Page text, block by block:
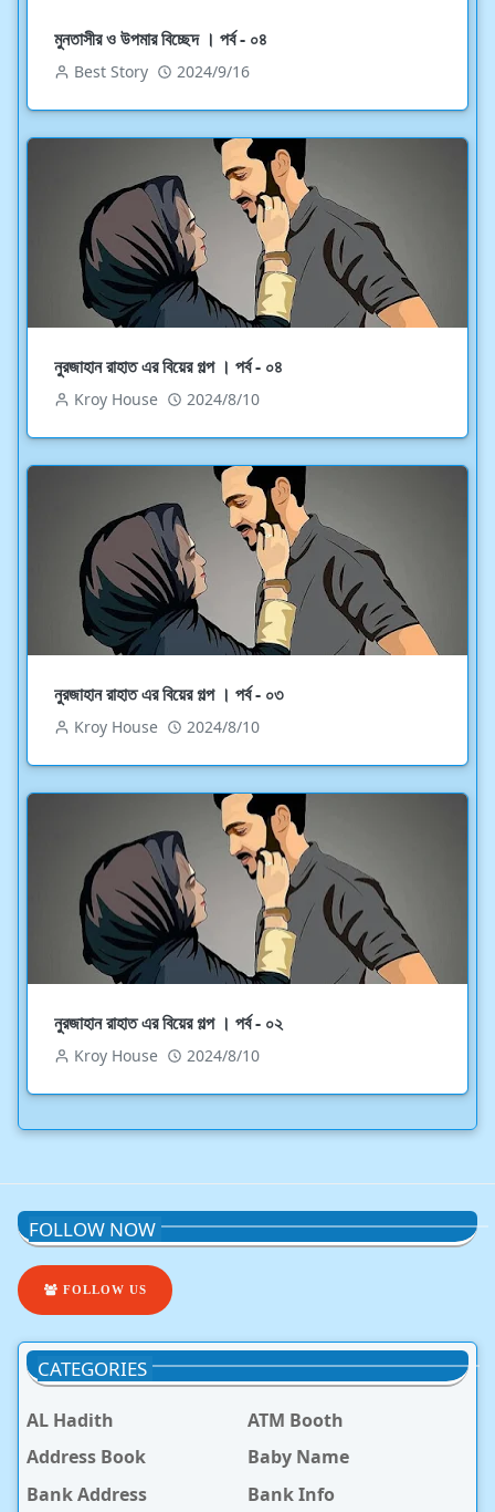
মুনতাসীর ও উপমার বিচ্ছেদ । পর্ব - ০৪
Best Story 2024/9/16
নুরজাহান রাহাত এর বিয়ের গল্প । পর্ব - ০৪
Kroy House 2024/8/10
নুরজাহান রাহাত এর বিয়ের গল্প । পর্ব - ০৩
Kroy House 2024/8/10
নুরজাহান রাহাত এর বিয়ের গল্প । পর্ব - ০২
Kroy House 2024/8/10
FOLLOW NOW
FOLLOW US
CATEGORIES
AL Hadith
ATM Booth
Address Book
Baby Name
Bank Address
Bank Info